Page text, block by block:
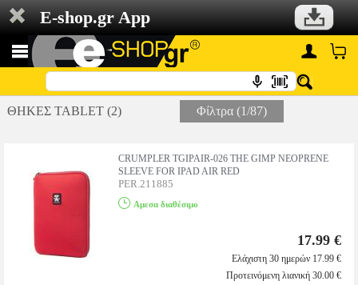
E-shop.gr App
ΘΗΚΕΣ TABLET (2) Φίλτρα (1/87)
CRUMPLER TGIPAIR-026 THE GIMP NEOPRENE
SLEEVE FOR IPAD AIR RED
PER.211885
Αμεσα διαθέσιμο
17.99 €
Ελάχιστη 30 ημερών 17.99 €
Προτεινόμενη λιανική 30.00 €